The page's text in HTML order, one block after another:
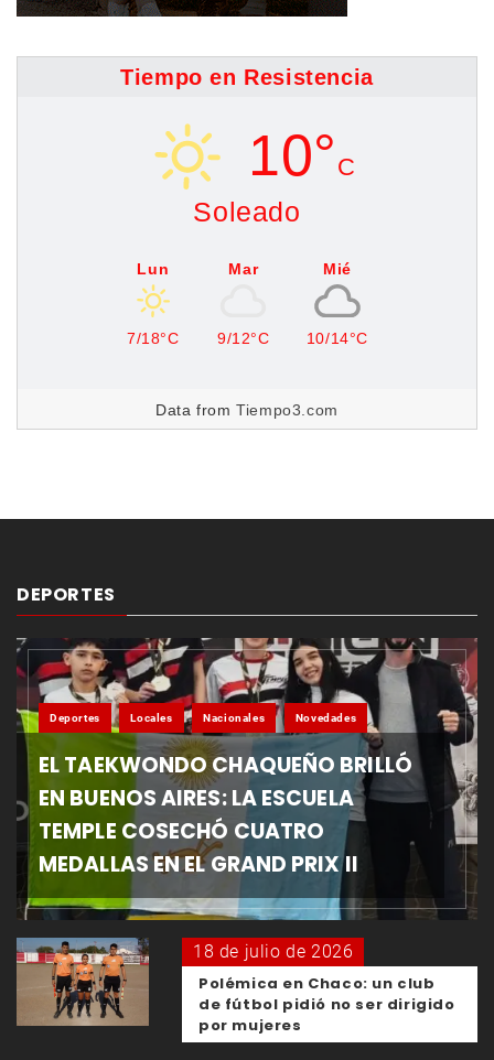
Tiempo en Resistencia
10° C
Soleado
Lun
7/18°C
Mar
9/12°C
Mié
10/14°C
Data fromTiempo3.com
DEPORTES
Deportes Locales Nacionales Novedades
EL TAEKWONDO CHAQUEÑO BRILLÓ
EN BUENOS AIRES: LA ESCUELA
TEMPLE COSECHÓ CUATRO
MEDALLAS EN EL GRAND PRIX II
18 de julio de 2026
Polémica en Chaco: un club
de fútbol pidió no ser dirigido
por mujeres